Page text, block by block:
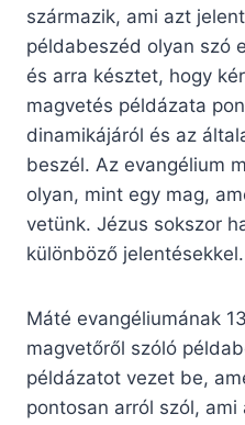
származik, ami azt
példabeszéd olyan szó
és arra késztet, hogy
magvetés példázata
dinamikájáról és az
beszél. Az evangélium
olyan, mint egy mag,
vetünk. Jézus sokszor
különböző jelentésekkel.
Máté evangéliumának
magvetőről szóló
példázatot vezet be,
pontosan arról szól,